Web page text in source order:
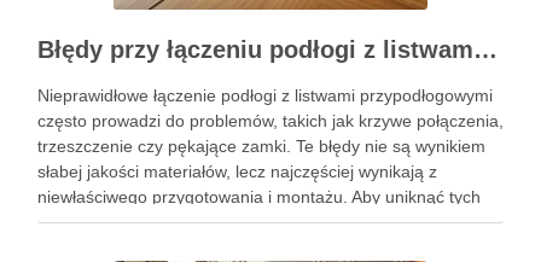
Błędy przy łączeniu podłogi z listwami: diagnoza przyczyn i skuteczne rozwiązania montażowe
Nieprawidłowe łączenie podłogi z listwami przypodłogowymi
często prowadzi do problemów, takich jak krzywe połączenia,
trzeszczenie czy pękające zamki. Te błędy nie są wynikiem
słabej jakości materiałów, lecz najczęściej wynikają z
niewłaściwego przygotowania i montażu. Aby uniknąć tych
frustrujących sytuacji, warto zrozumieć ich przyczyny i